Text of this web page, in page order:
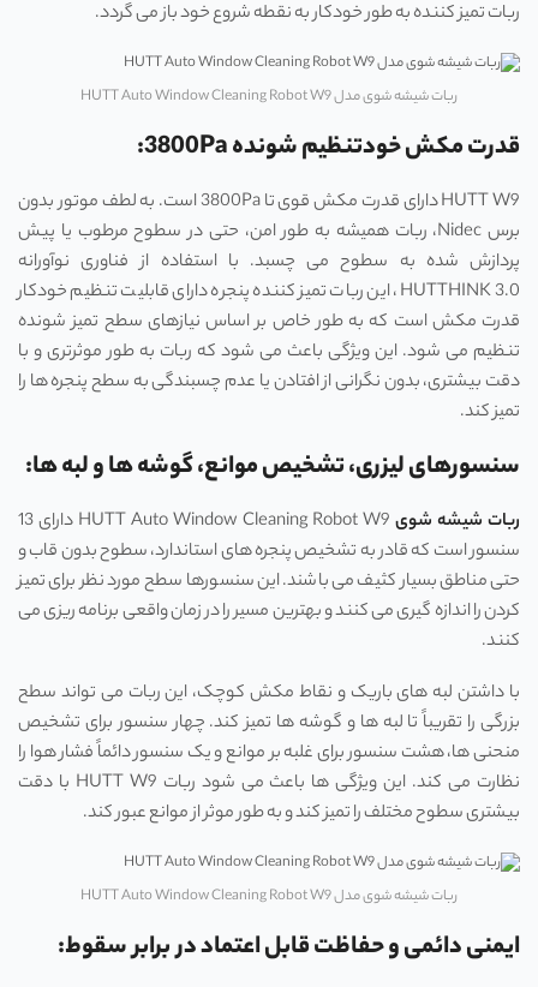
ربات تمیز کننده به طور خودکار به نقطه شروع خود باز می‌ گردد.
ربات شیشه شوی مدل HUTT Auto Window Cleaning Robot W9
قدرت مکش خودتنظیم شونده 3800Pa:
HUTT W9 دارای قدرت مکش قوی تا 3800Pa است. به لطف موتور بدون
برس Nidec، ربات همیشه به طور امن، حتی در سطوح مرطوب یا پیش
‌پردازش شده به سطوح می ‌چسبد. با استفاده از فناوری نوآورانه
HUTTHINK 3.0، این ربات تمیز کننده پنجره دارای قابلیت تنظیم خودکار
قدرت مکش است که به طور خاص بر اساس نیازهای سطح تمیز شونده
تنظیم می ‌شود. این ویژگی باعث می ‌شود که ربات به طور موثرتری و با
دقت بیشتری، بدون نگرانی از افتادن یا عدم چسبندگی به سطح پنجره ‌ها را
تمیز کند.
سنسورهای لیزری، تشخیص موانع، گوشه‌ ها و لبه ‌ها:
ربات شیشه شوی
HUTT Auto Window Cleaning Robot W9 دارای 13
سنسور است که قادر به تشخیص پنجره‌ های استاندارد، سطوح بدون قاب و
حتی مناطق بسیار کثیف می ‌باشند. این سنسورها سطح مورد نظر برای تمیز
کردن را اندازه ‌گیری می‌ کنند و بهترین مسیر را در زمان واقعی برنامه ‌ریزی می
‌کنند.
با داشتن لبه ‌های باریک و نقاط مکش کوچک، این ربات می ‌تواند سطح
بزرگی را تقریباً تا لبه‌ ها و گوشه ‌ها تمیز کند. چهار سنسور برای تشخیص
منحنی ‌ها، هشت سنسور برای غلبه بر موانع و یک سنسور دائماً فشار هوا را
نظارت می ‌کند. این ویژگی ‌ها باعث می ‌شود ربات HUTT W9 با دقت
بیشتری سطوح مختلف را تمیز کند و به طور موثر از موانع عبور کند.
ربات شیشه شوی مدل HUTT Auto Window Cleaning Robot W9
ایمنی دائمی و حفاظت قابل اعتماد در برابر سقوط: